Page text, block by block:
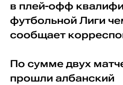
в плей-офф
футбольной Лиги
сообщает
По сумме двух
прошли албанский